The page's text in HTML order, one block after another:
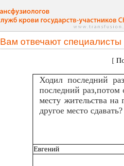
Вам отвечают специалисты
[
Ходил последний
последний раз,потом
месту жительства на
другое место сдавать?
Евгений